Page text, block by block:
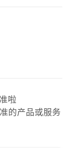
啦
的产品或服务